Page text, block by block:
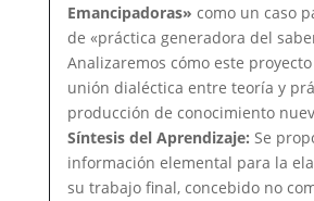
Emancipadoras» como un caso
de «práctica generadora del
Analizaremos cómo este
unión dialéctica entre teoría y
producción de conocimiento
Síntesis del Aprendizaje: Se
información elemental para la
su trabajo final, concebido no